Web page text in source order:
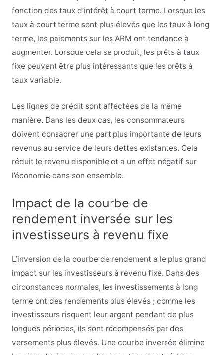
fonction des taux d’intérêt à court terme. Lorsque les
taux à court terme sont plus élevés que les taux à long
terme, les paiements sur les ARM ont tendance à
augmenter. Lorsque cela se produit, les prêts à taux
fixe peuvent être plus intéressants que les prêts à
taux variable.
Les lignes de crédit sont affectées de la même
manière. Dans les deux cas, les consommateurs
doivent consacrer une part plus importante de leurs
revenus au service de leurs dettes existantes. Cela
réduit le revenu disponible et a un effet négatif sur
l’économie dans son ensemble.
Impact de la courbe de
rendement inversée sur les
investisseurs à revenu fixe
L’inversion de la courbe de rendement a le plus grand
impact sur les investisseurs à revenu fixe. Dans des
circonstances normales, les investissements à long
terme ont des rendements plus élevés ; comme les
investisseurs risquent leur argent pendant de plus
longues périodes, ils sont récompensés par des
versements plus élevés. Une courbe inversée élimine